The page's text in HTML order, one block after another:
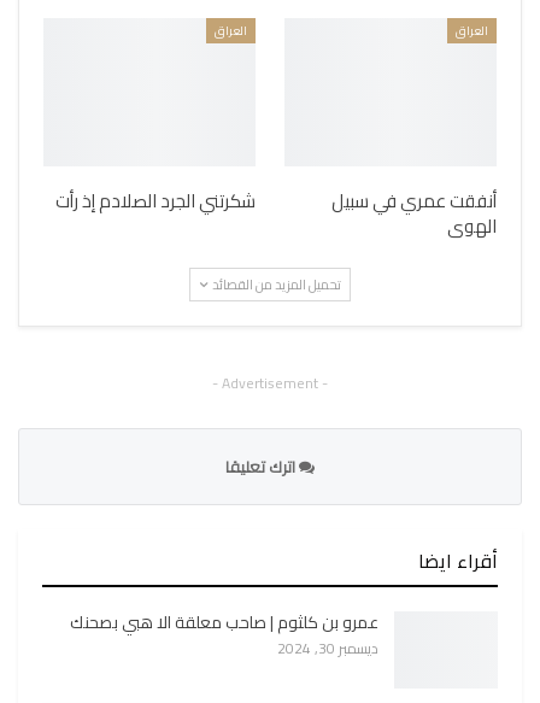
العراق
أنفقت عمري في سبيل
الهوى
العراق
شكرتني الجرد الصلادم إذ رأت
تحميل المزيد من القصائد
- Advertisement -
اترك تعليقا
أقراء ايضا
عمرو بن كلثوم | صاحب معلقة الا هبي بصحنك
ديسمبر 30, 2024